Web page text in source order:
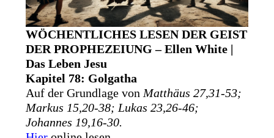
WÖCHENTLICHES LESEN DER GEIST
DER PROPHEZEIUNG – Ellen White |
Das Leben Jesu
Kapitel 78: Golgatha
Auf der Grundlage von Matthäus 27,31-53;
Markus 15,20-38; Lukas 23,26-46;
Johannes 19,16-30.